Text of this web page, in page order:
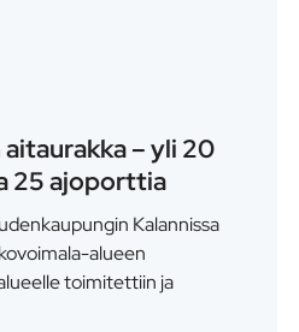
– yli 20
25 ajoporttia
Kalannissa
alueen
toimitettiin ja